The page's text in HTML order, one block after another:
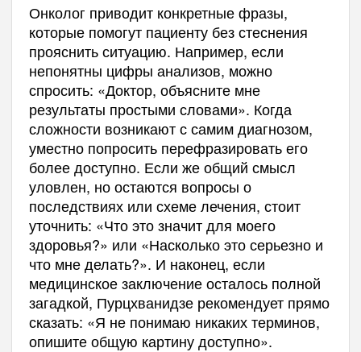
Онколог приводит конкретные фразы,
которые помогут пациенту без стеснения
прояснить ситуацию. Например, если
непонятны цифры анализов, можно
спросить: «Доктор, объясните мне
результаты простыми словами». Когда
сложности возникают с самим диагнозом,
уместно попросить перефразировать его
более доступно. Если же общий смысл
уловлен, но остаются вопросы о
последствиях или схеме лечения, стоит
уточнить: «Что это значит для моего
здоровья?» или «Насколько это серьезно и
что мне делать?». И наконец, если
медицинское заключение осталось полной
загадкой, Пурцхванидзе рекомендует прямо
сказать: «Я не понимаю никаких терминов,
опишите общую картину доступно».